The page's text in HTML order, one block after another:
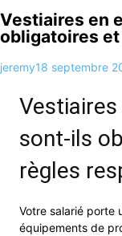
Vestiaires en
obligatoires
jeremy18 septembre
sont-ils
règles
Votre salarié porte
équipements de